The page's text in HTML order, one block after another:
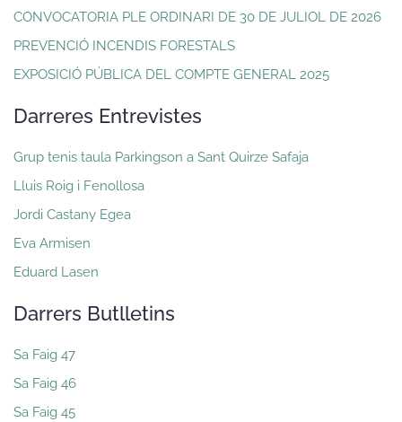
CONVOCATORIA PLE ORDINARI DE 30 DE JULIOL DE 2026
PREVENCIÓ INCENDIS FORESTALS
EXPOSICIÓ PÚBLICA DEL COMPTE GENERAL 2025
Darreres Entrevistes
Grup tenis taula Parkingson a Sant Quirze Safaja
Lluis Roig i Fenollosa
Jordi Castany Egea
Eva Armisen
Eduard Lasen
Darrers Butlletins
Sa Faig 47
Sa Faig 46
Sa Faig 45